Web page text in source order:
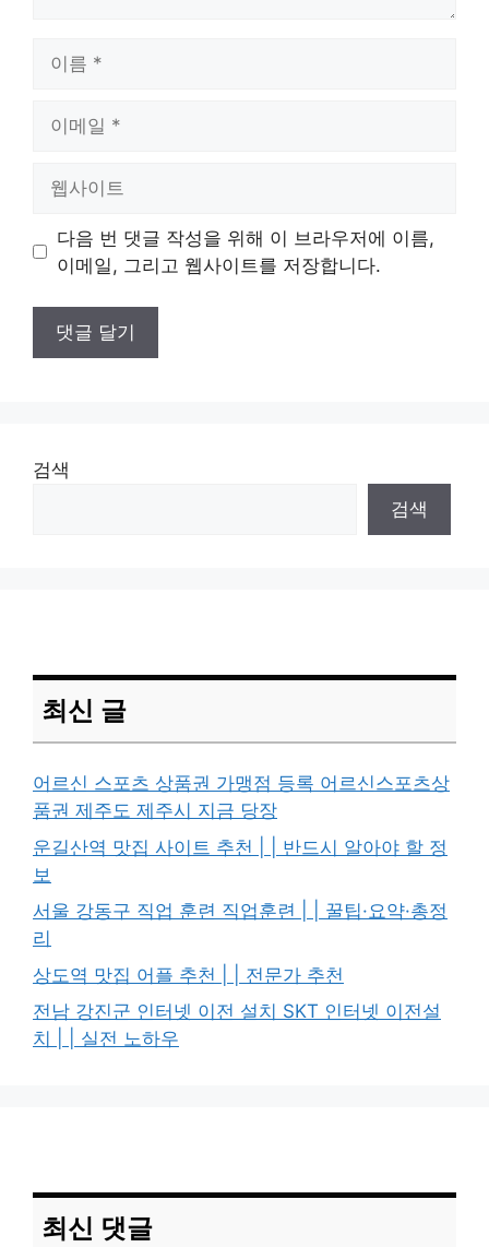
트
다음 번 댓글 작성을 위해 이 브라우저에 이름,
이메일, 그리고 웹사이트를 저장합니다.
검색
검색
최신 글
어르신 스포츠 상품권 가맹점 등록 어르신스포츠상
품권 제주도 제주시 지금 당장
운길산역 맛집 사이트 추천 | | 반드시 알아야 할 정
보
서울 강동구 직업 훈련 직업훈련 | | 꿀팁·요약·총정
리
상도역 맛집 어플 추천 | | 전문가 추천
전남 강진군 인터넷 이전 설치 SKT 인터넷 이전설
치 | | 실전 노하우
최신 댓글